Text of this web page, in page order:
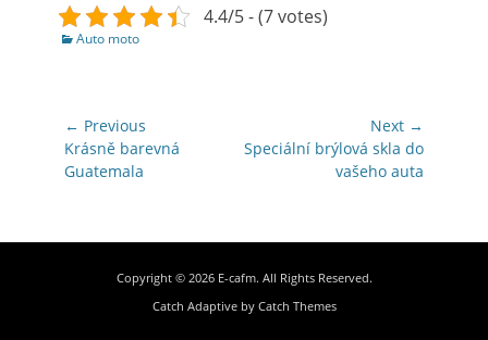
4.4/5 - (7 votes)
Categories
Auto moto
Navigace
pro
příspěvek
← Previous
Previous
post:
Krásně barevná
Guatemala
Next →
Next
Speciální brýlová skla do
vašeho auta
Copyright © 2026 E-cafm. All Rights Reserved.
Catch Adaptive by Catch Themes